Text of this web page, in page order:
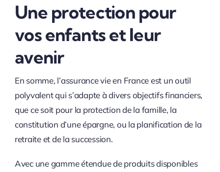
Une protection pour
vos enfants et leur
avenir
En somme, l’assurance vie en France est un outil
polyvalent qui s’adapte à divers objectifs financiers,
que ce soit pour la protection de la famille, la
constitution d’une épargne, ou la planification de la
retraite et de la succession.
Avec une gamme étendue de produits disponibles